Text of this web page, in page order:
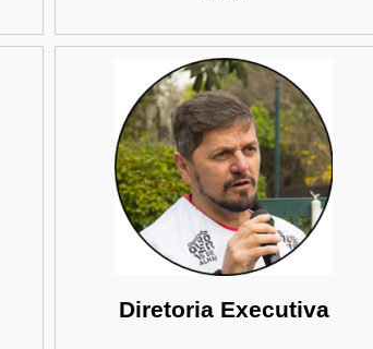
Diretoria Executiva